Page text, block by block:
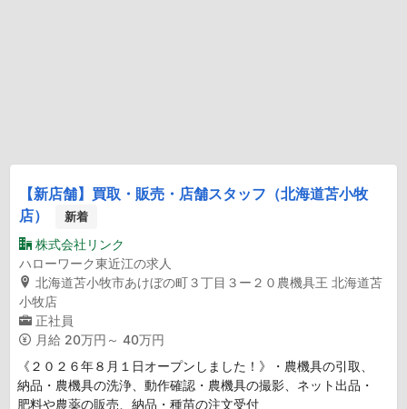
【新店舗】買取・販売・店舗スタッフ（北海道苫小牧
店）
新着
株式会社リンク
ハローワーク東近江の求人
北海道苫小牧市あけぼの町３丁目３ー２０農機具王 北海道苫
小牧店
正社員
月給 20万円～ 40万円
《２０２６年８月１日オープンしました！》・農機具の引取、
納品・農機具の洗浄、動作確認・農機具の撮影、ネット出品・
肥料や農薬の販売、納品・種苗の注文受付